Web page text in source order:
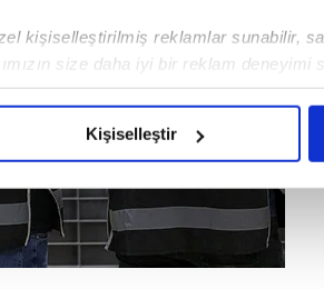
kişiselleştirilmiş reklamlar sunabilir,
size daha iyi bir reklam
gösterdiğimizi ve bu noktada,
Sitemizde kendimize ve üçüncü
olup gerekli olan çerezler bilgi
Kişiselleştir